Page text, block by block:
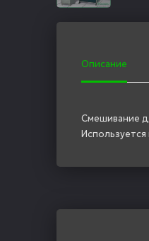
Описание
Смешивание